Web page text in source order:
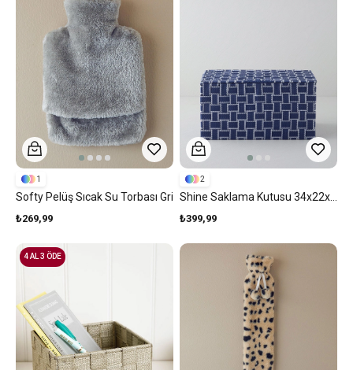
Softy Pelüş Sıcak Su Torbası Gri
₺269,99
1
₺399,99
2
4 AL 3 ÖDE